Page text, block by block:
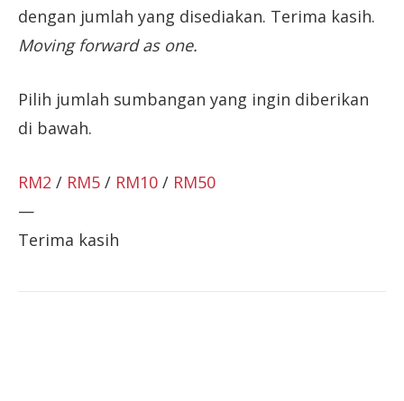
dengan jumlah yang disediakan. Terima kasih.
Moving forward as one.
Pilih jumlah sumbangan yang ingin diberikan
di bawah.
RM2 / RM5 / RM10 / RM50
—
Terima kasih